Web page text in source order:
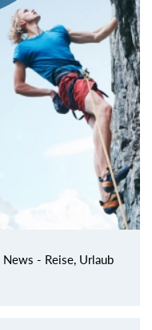
- Reise, Urlaub